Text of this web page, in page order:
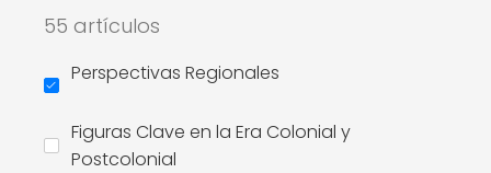
55 artículos
Perspectivas Regionales
Figuras Clave en la Era Colonial y
Postcolonial